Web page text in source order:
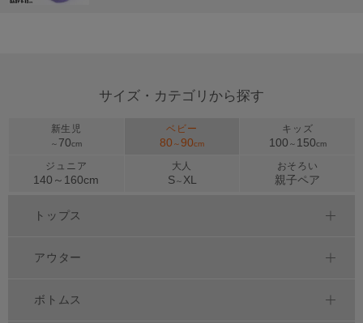
サイズ・カテゴリから探す
新生児
～ 70cm
ベビー
80 ～90cm
キッズ
100 ～ 150cm
ジュニア
140～ 160cm
大人
S～ XL
おそろい
親子ペア
トップス
アウター
ボトムス